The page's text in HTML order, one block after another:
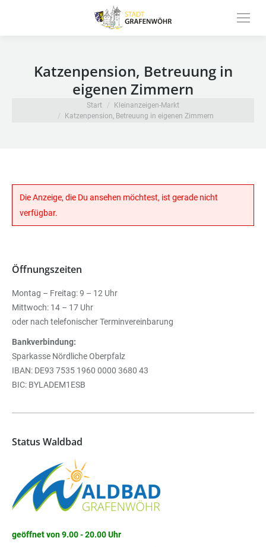
Katzenpension, Betreuung in
eigenen Zimmern
Sie befinden sich hier:
Start
Kleinanzeigen-Markt
Katzenpension, Betreuung in eigenen Zimmern
Die Anzeige, die Du ansehen möchtest, ist gerade nicht
verfügbar.
Öffnungszeiten
Montag – Freitag: 9 – 12 Uhr
Mittwoch: 14 – 17 Uhr
oder nach telefonischer Terminvereinbarung
Bankverbindung:
Sparkasse Nördliche Oberpfalz
IBAN: DE93 7535 1960 0000 3680 43
BIC: BYLADEM1ESB
Status Waldbad
geöffnet von 9.00 - 20.00 Uhr